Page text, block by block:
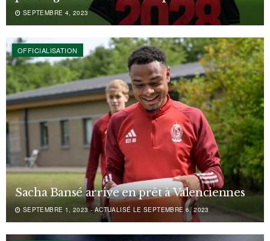
SEPTEMBRE 4, 2023
OFFICIALISATION
Sacha Bansé arrive en prêt à Valenciennes
SEPTEMBRE 1, 2023 - ACTUALISÉ LE SEPTEMBRE 6, 2023